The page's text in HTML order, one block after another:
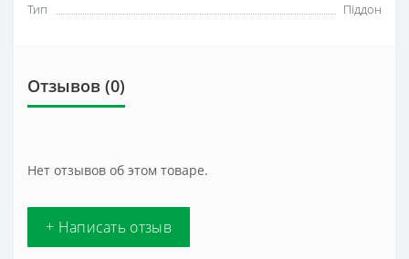
Тип Піддон
Отзывов (0)
Нет отзывов об этом товаре.
+ Написать отзыв